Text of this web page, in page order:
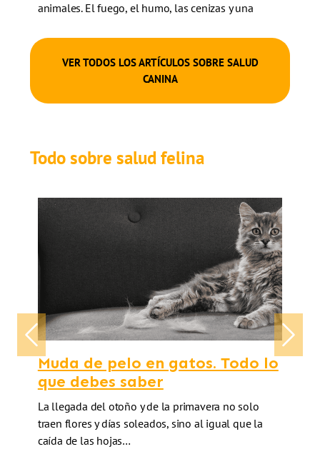
animales. El fuego, el humo, las cenizas y una
VER TODOS LOS ARTÍCULOS SOBRE SALUD
CANINA
Todo sobre salud felina
Muda de pelo en gatos. Todo lo
que debes saber
La llegada del otoño y de la primavera no solo
traen flores y días soleados, sino al igual que la
caída de las hojas…
Previous Next